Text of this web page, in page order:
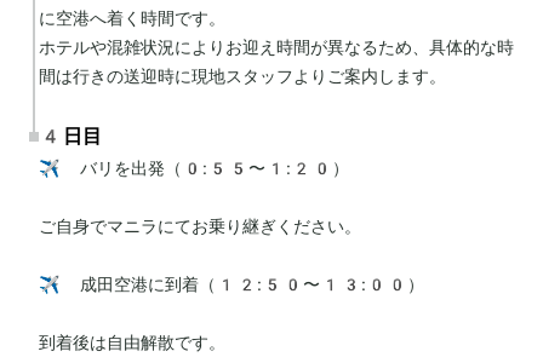
に空港へ着く時間です。
ホテルや混雑状況によりお迎え時間が異なるため、具体的な時
間は行きの送迎時に現地スタッフよりご案内します。
4日目
✈️ バリを出発（0:55〜1:20）
ご自身でマニラにてお乗り継ぎください。
✈️ 成田空港に到着（12:50〜13:00）
到着後は自由解散です。